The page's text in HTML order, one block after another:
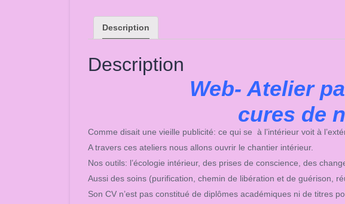
Description
Description
Web- Atelier
cures de
Comme disait une vieille publicité: ce qui se à l’intérieur voit à
A travers ces ateliers nous allons ouvrir le chantier intérieur.
Nos outils: l’écologie intérieur, des prises de conscience, des
Aussi des soins (purification, chemin de libération et de guérison,
Son CV n’est pas constitué de diplômes académiques ni de titres